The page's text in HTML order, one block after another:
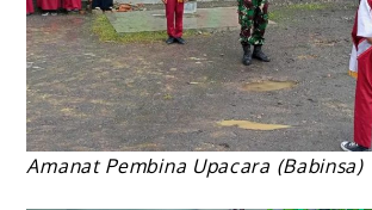
Amanat Pembina Upacara (Babinsa)